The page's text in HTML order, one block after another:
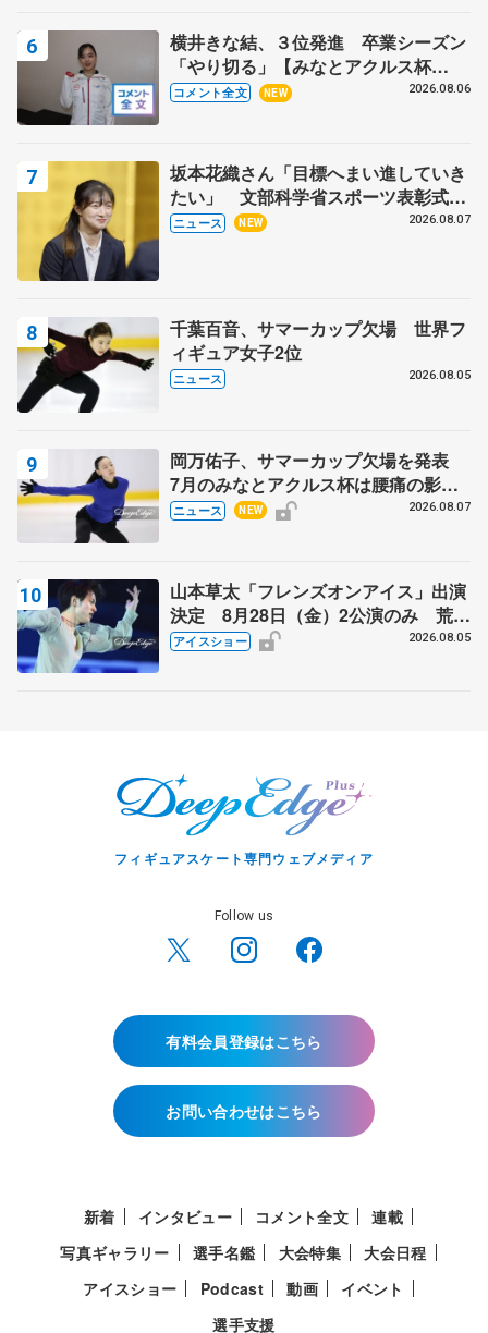
横井きな結、３位発進 卒業シーズン
「やり切る」【みなとアクルス杯
SP】
コメント全文 NEW 2026.08.06
坂本花織さん「目標へまい進していき
たい」 文部科学省スポーツ表彰式で
代表謝辞
ニュース NEW 2026.08.07
千葉百音、サマーカップ欠場 世界フ
ィギュア女子2位
ニュース 2026.08.05
岡万佑子、サマーカップ欠場を発表
7月のみなとアクルス杯は腰痛の影響
で
ニュース NEW 2026.08.07
山本草太「フレンズオンアイス」出演
決定 8月28日（金）2公演のみ 荒川
静香さんプロデュース、20周年のアイ
アイスショー 2026.08.05
フィギュアスケート専門ウェブメディア
Follow us
有料会員登録はこちら
お問い合わせはこちら
新着 インタビュー コメント全文
連載
写真ギャラリー
選手名鑑 大会特集
大会日程
アイスショー
Podcast 動画
イベント
選手支援